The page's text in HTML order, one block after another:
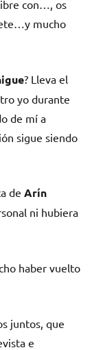
con…, os
mucho
? Lleva el
yo durante
de mí a
sigue siendo
de Arín
ni hubiera
haber vuelto
juntos, que
e